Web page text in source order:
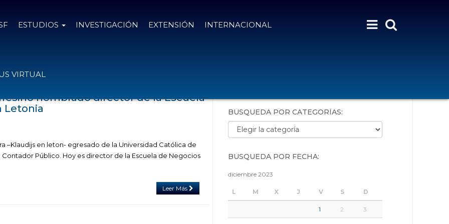
ESTUDIOS INVESTIGACIÓN EXTENSIÓN INTERNACIONAL
VIRTUAL
nombrado director de la Escuela
Letonia
–Klaudijs en leton- egresado de la Universidad Católica de
Público. Hoy es director de la Escuela de Negocios
Leer Más
BÚSQUEDA POR CATEGORÍAS:
Búsqueda por categorías:
BÚSQUEDA POR FECHA:
diciembre 2023
L M X J V S D
1 2 3